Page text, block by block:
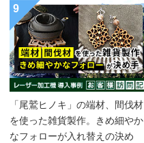
9
「尾鷲ヒノキ」の端材、間伐材
を使った雑貨製作。きめ細やか
なフォローが入れ替えの決め